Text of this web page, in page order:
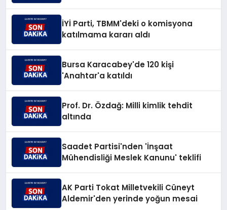
İYİ Parti, TBMM'deki o komisyona
katılmama kararı aldı
Bursa Karacabey'de 120 kişi
'Anahtar'a katıldı
Prof. Dr. Özdağ: Milli kimlik tehdit
altında
Saadet Partisi'nden 'İnşaat
Mühendisliği Meslek Kanunu' teklifi
AK Parti Tokat Milletvekili Cüneyt
Aldemir'den yerinde yoğun mesai